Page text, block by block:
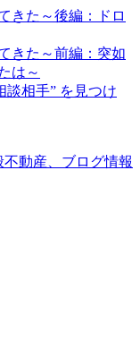
きた～後編：ドロ
きた～前編：突如
は～
相手” を見つけ
不動産、ブログ情報